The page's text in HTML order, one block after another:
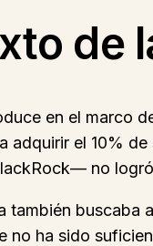
de
en el marco
adquirir el 10%
no
también buscaba
no ha sido